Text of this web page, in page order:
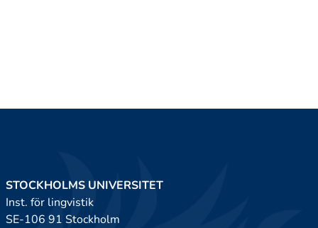
STOCKHOLMS UNIVERSITET
Inst. för lingvistik
SE-106 91 Stockholm